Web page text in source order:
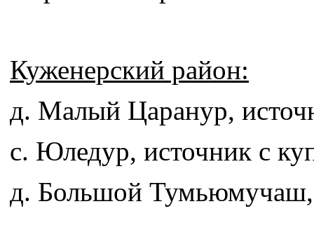
Куженерский район:
д. Малый Царанур,
с. Юледур, источник с
д. Большой Тумьюмучаш,